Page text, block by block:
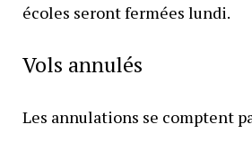
écoles seront fermées lundi.
Vols annulés
Les annulations se comptent